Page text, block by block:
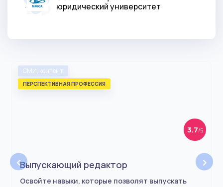
юридический университет
‹
СМИ, контент
ПЕРСПЕКТИВНАЯ ПРОФЕССИЯ
3.7/5
Выпускающий редактор
Освойте навыки, которые позволят выпускать
›